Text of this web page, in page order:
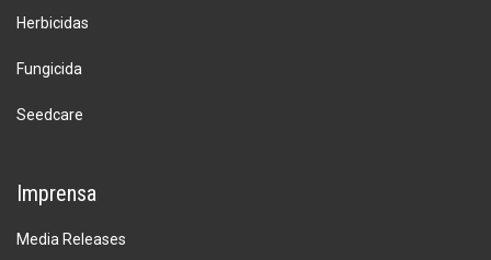
Herbicidas
Fungicida
Seedcare
Imprensa
Media Releases